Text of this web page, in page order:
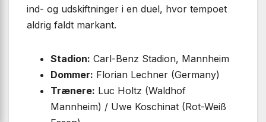
ind- og udskiftninger i en duel, hvor tempoet
aldrig faldt markant.
Stadion: Carl-Benz Stadion, Mannheim
Dommer: Florian Lechner (Germany)
Trænere: Luc Holtz (Waldhof
Mannheim) / Uwe Koschinat (Rot-Weiß